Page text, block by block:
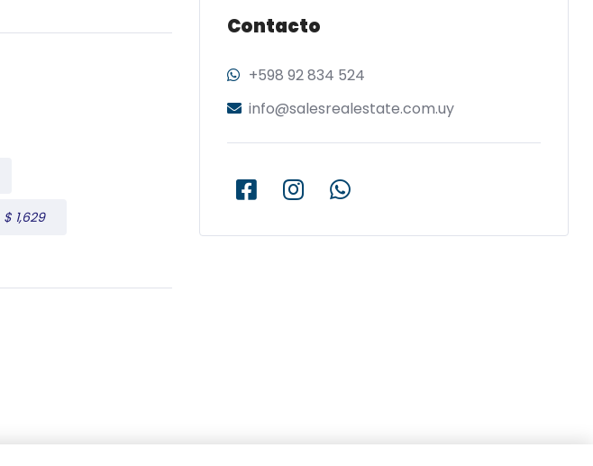
$ 1,629
Contacto
+598 92 834 524
info@salesrealestate.com.uy